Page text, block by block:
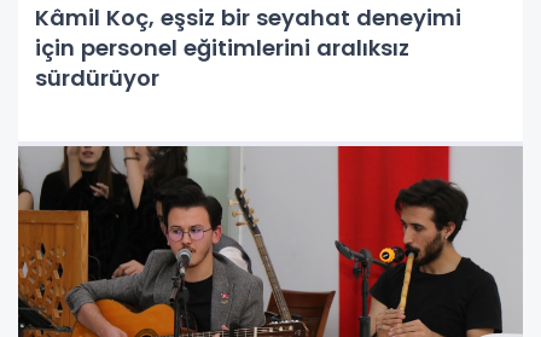
Kâmil Koç, eşsiz bir seyahat deneyimi
için personel eğitimlerini aralıksız
sürdürüyor